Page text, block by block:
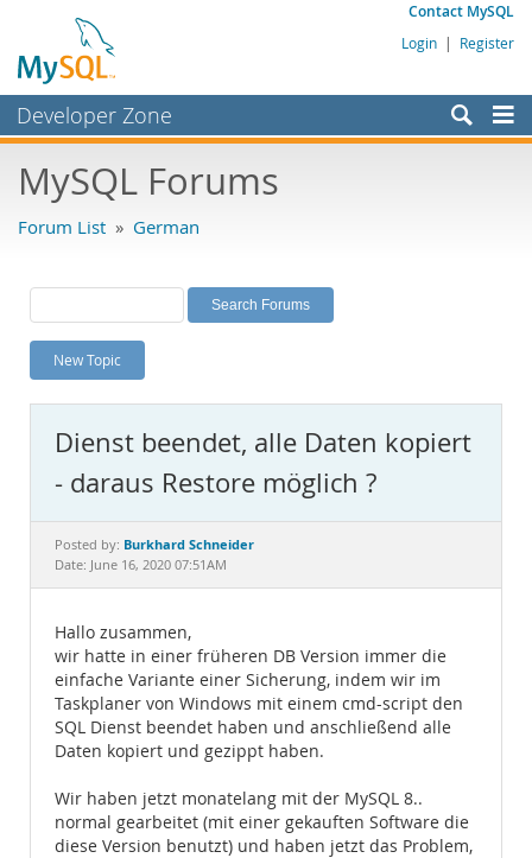
Contact MySQL
Login | Register
Developer Zone
Bugs
Labs
Planet MySQL
News and Events
MySQL.com
Downloads
Documentation
MySQL Forums
Forum List » German
New Topic
Dienst beendet, alle Daten kopiert
- daraus Restore möglich ?
Posted by: Burkhard Schneider
Date: June 16, 2020 07:51AM
Hallo zusammen,
wir hatte in einer früheren DB Version immer die
einfache Variante einer Sicherung, indem wir im
Taskplaner von Windows mit einem cmd-script den
SQL Dienst beendet haben und anschließend alle
Daten kopiert und gezippt haben.
Wir haben jetzt monatelang mit der MySQL 8..
normal gearbeitet (mit einer gekauften Software die
diese Version benutzt) und haben jetzt das Problem,